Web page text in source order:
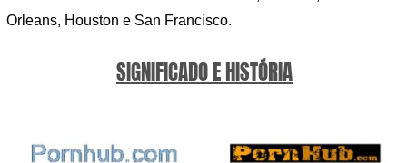
Orleans, Houston e San Francisco.
SIGNIFICADO E HISTÓRIA